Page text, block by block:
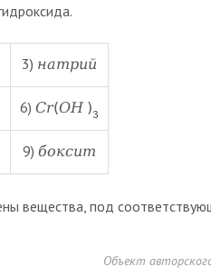
3) натрий
6)Cr(OH )3
9) боксит
вещества, под
Объект